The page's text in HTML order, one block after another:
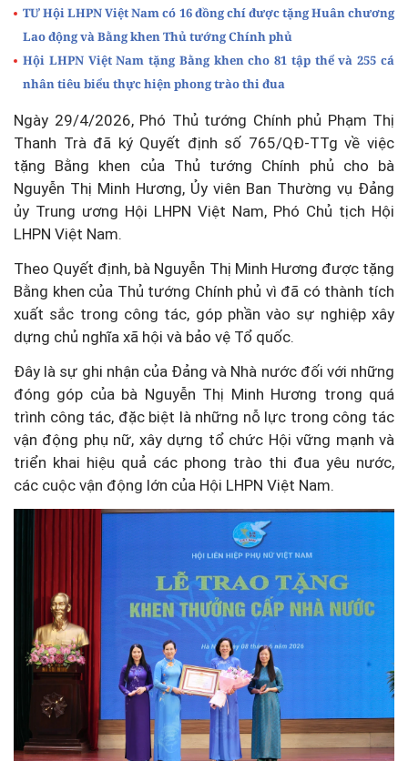
TƯ Hội LHPN Việt Nam có 16 đồng chí được tặng Huân chương
Lao động và Bằng khen Thủ tướng Chính phủ
Hội LHPN Việt Nam tặng Bằng khen cho 81 tập thể và 255 cá
nhân tiêu biểu thực hiện phong trào thi đua
Ngày 29/4/2026, Phó Thủ tướng Chính phủ Phạm Thị
Thanh Trà đã ký Quyết định số 765/QĐ-TTg về việc
tặng Bằng khen của Thủ tướng Chính phủ cho bà
Nguyễn Thị Minh Hương, Ủy viên Ban Thường vụ Đảng
ủy Trung ương Hội LHPN Việt Nam, Phó Chủ tịch Hội
LHPN Việt Nam.
Theo Quyết định, bà Nguyễn Thị Minh Hương được tặng
Bằng khen của Thủ tướng Chính phủ vì đã có thành tích
xuất sắc trong công tác, góp phần vào sự nghiệp xây
dựng chủ nghĩa xã hội và bảo vệ Tổ quốc.
Đây là sự ghi nhận của Đảng và Nhà nước đối với những
đóng góp của bà Nguyễn Thị Minh Hương trong quá
trình công tác, đặc biệt là những nỗ lực trong công tác
vận động phụ nữ, xây dựng tổ chức Hội vững mạnh và
triển khai hiệu quả các phong trào thi đua yêu nước,
các cuộc vận động lớn của Hội LHPN Việt Nam.